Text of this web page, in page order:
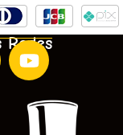
Redes